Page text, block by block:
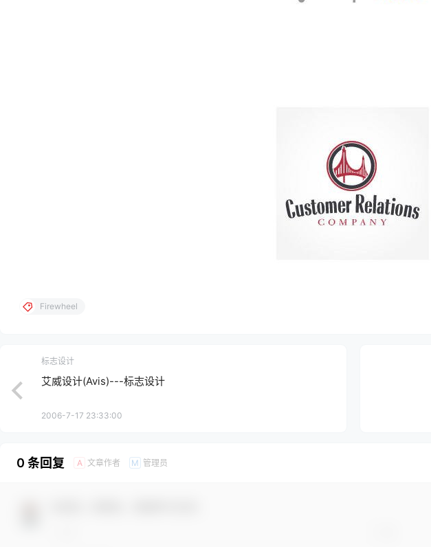
Firewheel
标志设计
艾威设计(Avis)---标志设计
2006-7-17 23:33:00
0 条回复 A 文章作者 M 管理员